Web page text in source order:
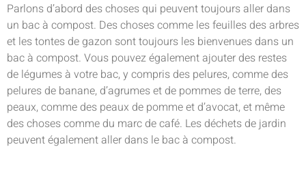
Parlons d’abord des choses qui peuvent toujours aller dans
un bac à compost. Des choses comme les feuilles des arbres
et les tontes de gazon sont toujours les bienvenues dans un
bac à compost. Vous pouvez également ajouter des restes
de légumes à votre bac, y compris des pelures, comme des
pelures de banane, d’agrumes et de pommes de terre, des
peaux, comme des peaux de pomme et d’avocat, et même
des choses comme du marc de café. Les déchets de jardin
peuvent également aller dans le bac à compost.